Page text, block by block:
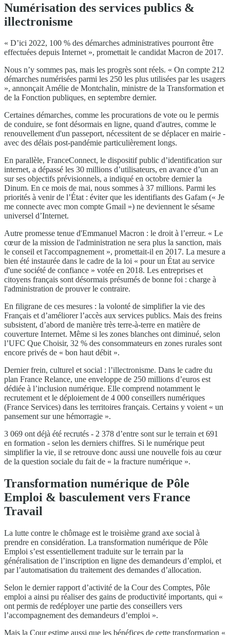
Numérisation des services publics &
illectronisme
« D’ici 2022, 100 % des démarches administratives pourront être
effectuées depuis Internet », promettait le candidat Macron de 2017.
Nous n’y sommes pas, mais les progrès sont réels. « On compte 212
démarches numérisées parmi les 250 les plus utilisées par les usagers
», annonçait Amélie de Montchalin, ministre de la Transformation et
de la Fonction publiques, en septembre dernier.
Certaines démarches, comme les procurations de vote ou le permis
de conduire, se font désormais en ligne, quand d'autres, comme le
renouvellement d'un passeport, nécessitent de se déplacer en mairie -
avec des délais post-pandémie particulièrement longs.
En parallèle, FranceConnect, le dispositif public d’identification sur
internet, a dépassé les 30 millions d’utilisateurs, en avance d’un an
sur ses objectifs prévisionnels, a indiqué en octobre dernier la
Dinum. En ce mois de mai, nous sommes à 37 millions. Parmi les
priorités à venir de l’État : éviter que les identifiants des Gafam (« Je
me connecte avec mon compte Gmail ») ne deviennent le sésame
universel d’Internet.
Autre promesse tenue d'Emmanuel Macron : le droit à l’erreur. « Le
cœur de la mission de l'administration ne sera plus la sanction, mais
le conseil et l'accompagnement », promettait-il en 2017. La mesure a
bien été instaurée dans le cadre de la loi « pour un État au service
d'une société de confiance » votée en 2018. Les entreprises et
citoyens français sont désormais présumés de bonne foi : charge à
l'administration de prouver le contraire.
En filigrane de ces mesures : la volonté de simplifier la vie des
Français et d’améliorer l’accès aux services publics. Mais des freins
subsistent, d’abord de manière très terre-à-terre en matière de
couverture Internet. Même si les zones blanches ont diminué, selon
l’UFC Que Choisir, 32 % des consommateurs en zones rurales sont
encore privés de « bon haut débit ».
Dernier frein, culturel et social : l’illectronisme. Dans le cadre du
plan France Relance, une enveloppe de 250 millions d’euros est
dédiée à l’inclusion numérique. Elle comprend notamment le
recrutement et le déploiement de 4 000 conseillers numériques
(France Services) dans les territoires français. Certains y voient « un
pansement sur une hémorragie ».
3 069 ont déjà été recrutés - 2 378 d’entre sont sur le terrain et 691
en formation - selon les derniers chiffres. Si le numérique peut
simplifier la vie, il se retrouve donc aussi une nouvelle fois au cœur
de la question sociale du fait de « la fracture numérique ».
Transformation numérique de Pôle
Emploi & basculement vers France
Travail
La lutte contre le chômage est le troisième grand axe social à
prendre en considération. La transformation numérique de Pôle
Emploi s’est essentiellement traduite sur le terrain par la
généralisation de l’inscription en ligne des demandeurs d’emploi, et
par l’automatisation du traitement des demandes d’allocation.
Selon le dernier rapport d’activité de la Cour des Comptes, Pôle
emploi a ainsi pu réaliser des gains de productivité importants, qui «
ont permis de redéployer une partie des conseillers vers
l’accompagnement des demandeurs d’emploi ».
Mais la Cour estime aussi que les bénéfices de cette transformation «